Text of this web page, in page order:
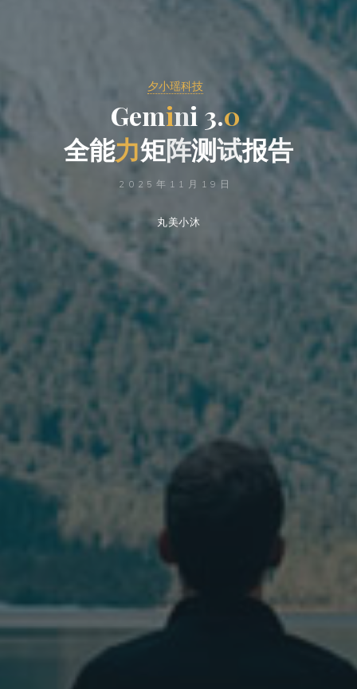
夕小瑶科技
Gemini 3.0
全能力矩阵测试报告
2025年11月19日
丸美小沐